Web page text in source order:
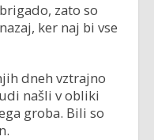
zato so
ker naj bi vse
dneh vztrajno
našli v obliki
groba. Bili so